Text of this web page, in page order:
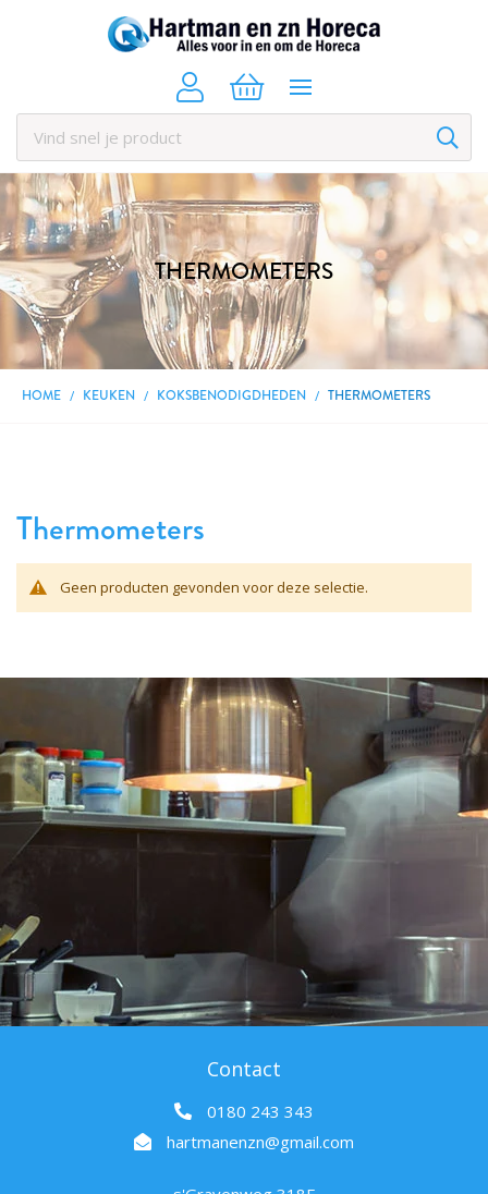
THERMOMETERS
HOME KEUKEN KOKSBENODIGDHEDEN THERMOMETERS
Thermometers
Geen producten gevonden voor deze selectie.
Contact
0180 243 343
hartmanenzn@gmail.com